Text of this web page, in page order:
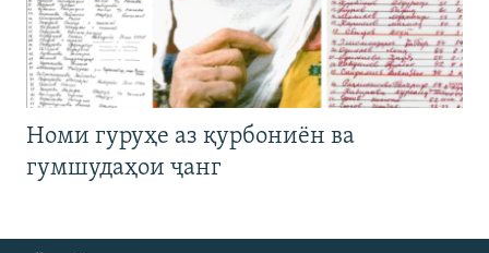
Номи гуруҳе аз қурбониён ва
гумшудаҳои ҷанг